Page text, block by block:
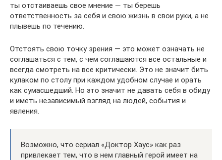
ты отстаиваешь свое мнение — ты берешь
ответственность за себя и свою жизнь в свои руки, а не
плывешь по течению.
Отстоять свою точку зрения — это может означать не
соглашаться с тем, с чем соглашаются все остальные и
всегда смотреть на все критически. Это не значит бить
кулаком по столу при каждом удобном случае и орать
как сумасшедший. Но это значит не давать себя в обиду
и иметь независимый взгляд на людей, события и
явления.
Возможно, что сериал «Доктор Хаус» как раз
привлекает тем, что в нем главный герой имеет на